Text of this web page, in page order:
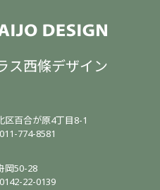
ス西條デザイン
百合が原4丁目8-1
774-8581
岡50-28
22-0139